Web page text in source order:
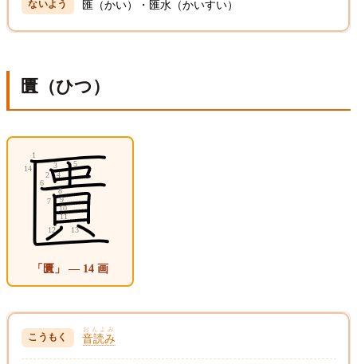
匯（かい）・匯水（かいすい）
匱（ひつ）
「匱」 — 14 画
音読み
おんよみ